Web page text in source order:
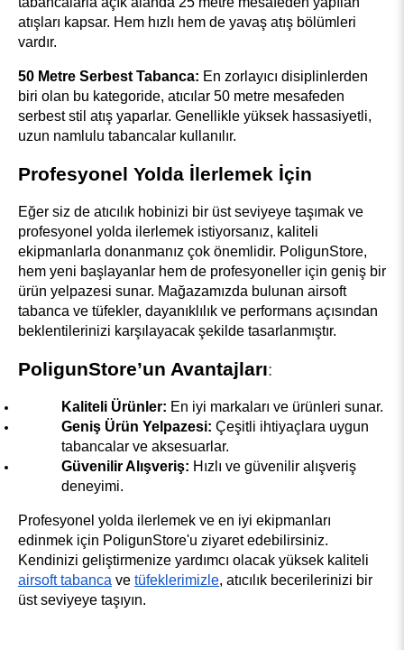
atışları kapsar. Hem hızlı hem de yavaş atış bölümleri
vardır.
50 Metre Serbest Tabanca: En zorlayıcı disiplinlerden
biri olan bu kategoride, atıcılar 50 metre mesafeden
serbest stil atış yaparlar. Genellikle yüksek hassasiyetli,
uzun namlulu tabancalar kullanılır.
Profesyonel Yolda İlerlemek İçin
Eğer siz de atıcılık hobinizi bir üst seviyeye taşımak ve
profesyonel yolda ilerlemek istiyorsanız, kaliteli
ekipmanlarla donanmanız çok önemlidir. PoligunStore,
hem yeni başlayanlar hem de profesyoneller için geniş bir
ürün yelpazesi sunar. Mağazamızda bulunan airsoft
tabanca ve tüfekler, dayanıklılık ve performans açısından
beklentilerinizi karşılayacak şekilde tasarlanmıştır.
PoligunStore’un Avantajları:
Kaliteli Ürünler: En iyi markaları ve ürünleri sunar.
Geniş Ürün Yelpazesi: Çeşitli ihtiyaçlara uygun
tabancalar ve aksesuarlar.
Güvenilir Alışveriş: Hızlı ve güvenilir alışveriş
deneyimi.
Profesyonel yolda ilerlemek ve en iyi ekipmanları
edinmek için PoligunStore'u ziyaret edebilirsiniz.
airsoft tabanca ve tüfeklerimizle, atıcılık becerilerinizi bir
üst seviyeye taşıyın.